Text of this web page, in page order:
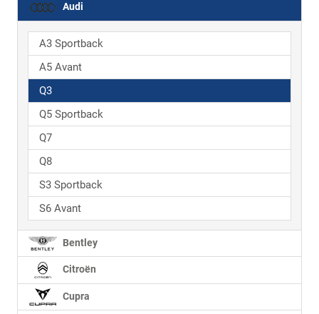
Audi
A3 Sportback
A5 Avant
Q3
Q5 Sportback
Q7
Q8
S3 Sportback
S6 Avant
Bentley
Citroën
Cupra